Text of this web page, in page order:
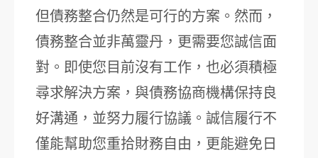
但債務整合仍然是可行的方案。然而，
債務整合並非萬靈丹，更需要您誠信面
對。即使您目前沒有工作，也必須積極
尋求解決方案，與債務協商機構保持良
好溝通，並努力履行協議。誠信履行不
僅能幫助您重拾財務自由，更能避免日